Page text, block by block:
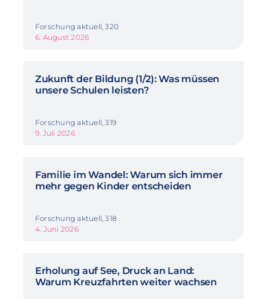
Forschung aktuell, 320
6. August 2026
Zukunft der Bildung (1/2): Was müssen
unsere Schulen leisten?
Forschung aktuell, 319
9. Juli 2026
Familie im Wandel: Warum sich immer
mehr gegen Kinder entscheiden
Forschung aktuell, 318
4. Juni 2026
Erholung auf See, Druck an Land:
Warum Kreuzfahrten weiter wachsen